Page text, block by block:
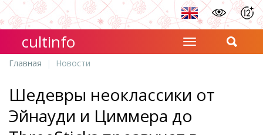
cultinfo
Главная Новости
Шедевры неоклассики от
Эйнауди и Циммера до